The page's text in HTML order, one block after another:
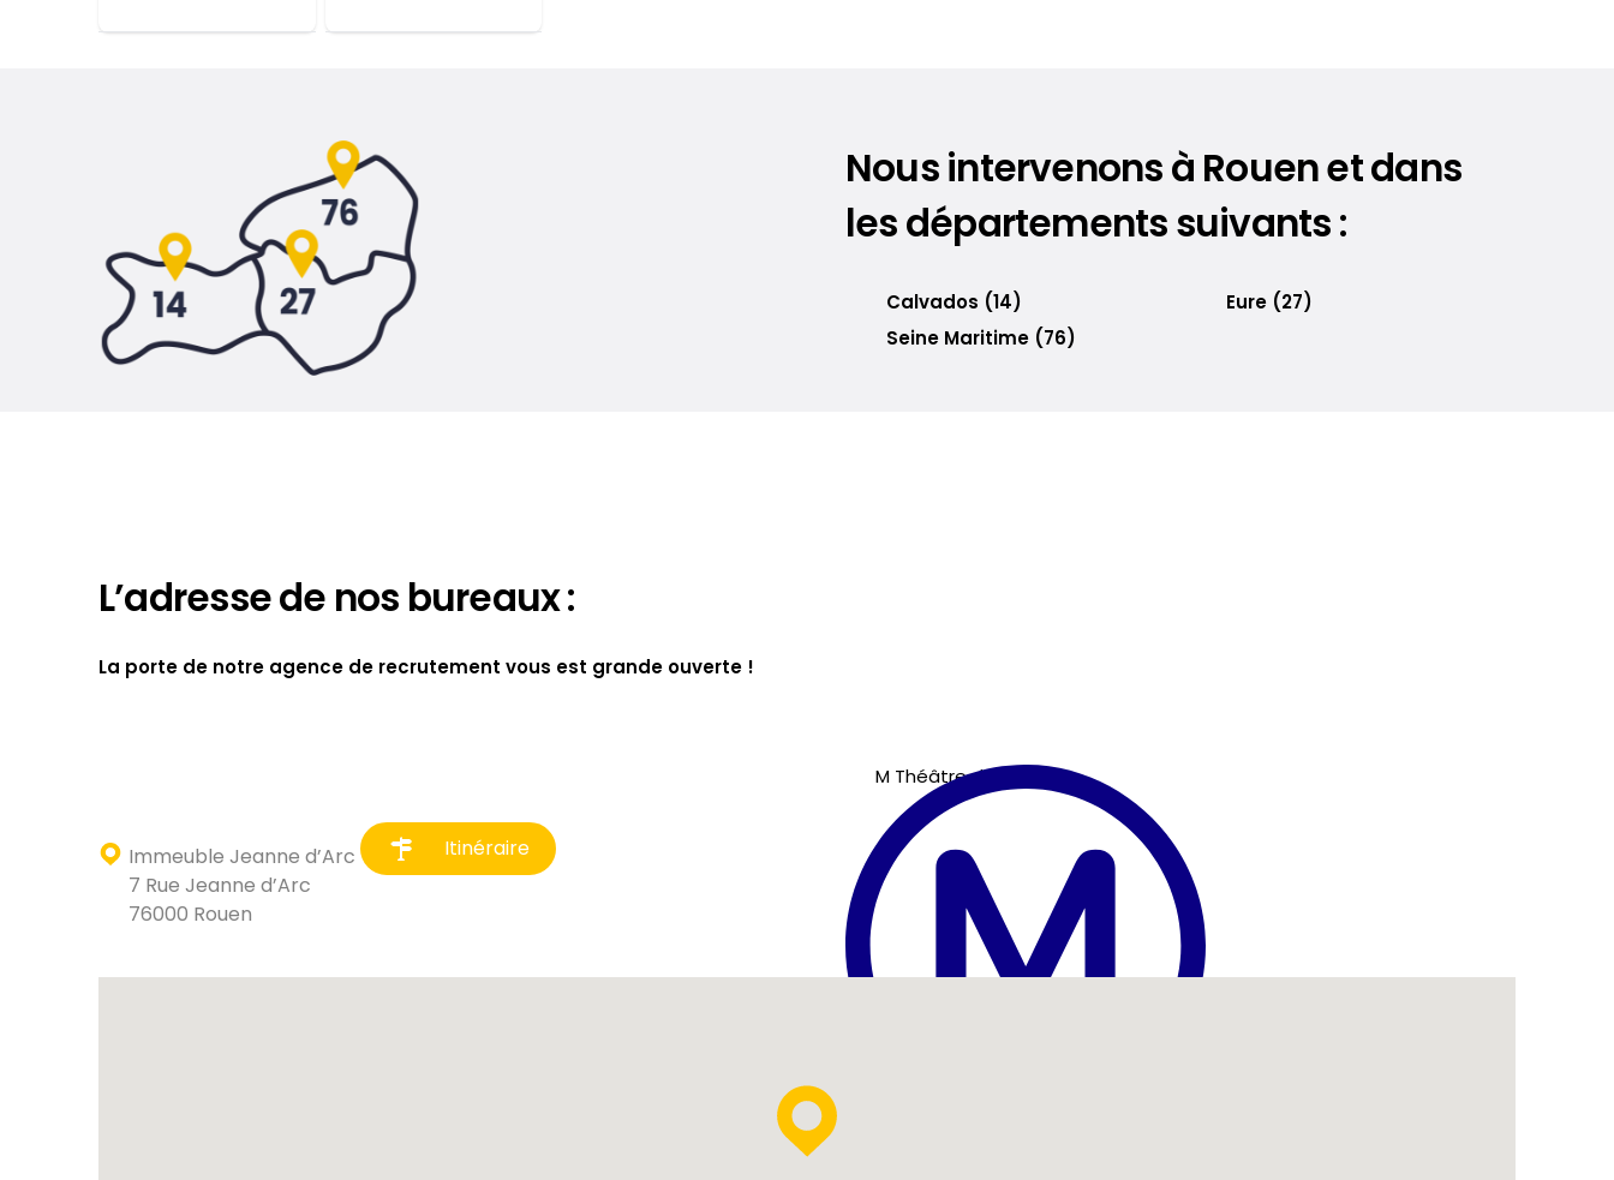
Nous intervenons à Rouen et dans
les départements suivants :
Calvados (14)
Eure (27)
Seine Maritime (76)
L’adresse de nos bureaux :
La porte de notre agence de recrutement vous est grande ouverte !
Immeuble Jeanne d’Arc
7 Rue Jeanne d’Arc
76000 Rouen
Itinéraire
M Théâtre des Arts